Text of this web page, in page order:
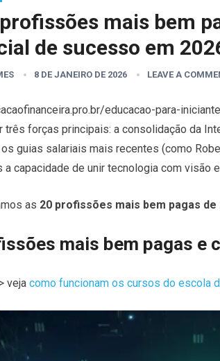
mais bem
de sucesso em
8 DE JANEIRO DE 2026 LEAVE A
educacao-para-
três forças principais: a consolidação da
guias salariais mais recentes (como
a capacidade de unir tecnologia com visão
as 20 profissões mais bem pagas de
mais bem pagas e
veja como funcionam os cursos do escola